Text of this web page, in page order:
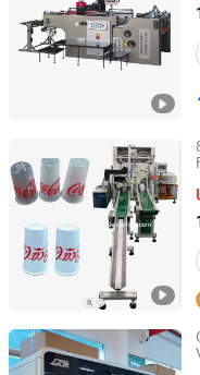
Zhejiang, China
HENGXIN PRINTING
Guangdong, China
Shenzhen HTGD